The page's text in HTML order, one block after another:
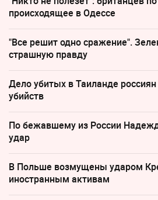
происходящее в Одессе
"Все решит одно сражение".
страшную правду
Дело убитых в Таиланде
убийств
По бежавшему из России
удар
В Польше возмущены ударом
иностранным активам